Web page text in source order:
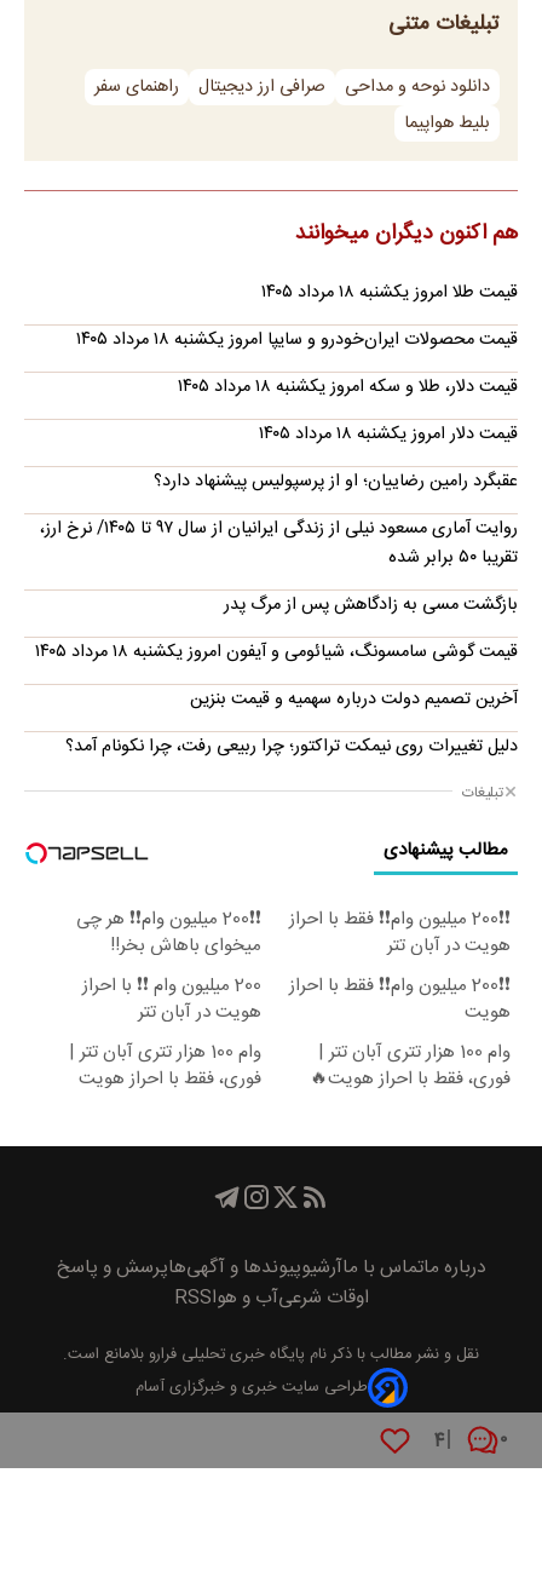
۰ ۴
تبلیغات متنی
دانلود نوحه و مداحی صرافی ارز دیجیتال
راهنمای سفر
بلیط هواپیما
هم اکنون دیگران میخوانند
قیمت طلا امروز یکشنبه ۱۸ مرداد ۱۴۰۵
قیمت محصولات ایران‌خودرو و سایپا امروز یکشنبه ۱۸ مرداد ۱۴۰۵
قیمت دلار، طلا و سکه امروز یکشنبه ۱۸ مرداد ۱۴۰۵
قیمت دلار امروز یکشنبه ۱۸ مرداد ۱۴۰۵
عقبگرد رامین رضاییان؛ او از پرسپولیس پیشنهاد دارد؟
روایت آماری مسعود نیلی از زندگی ایرانیان از سال ۹۷ تا ۱۴۰۵/ نرخ ارز،
تقریبا ۵۰ برابر شده
بازگشت مسی به زادگاهش پس از مرگ پدر
قیمت گوشی سامسونگ، شیائومی و آیفون امروز یکشنبه ۱۸ مرداد ۱۴۰۵
آخرین تصمیم دولت درباره سهمیه و قیمت بنزین
دلیل تغییرات روی نیمکت تراکتور؛ چرا ربیعی رفت، چرا نکونام آمد؟
تبلیغات
مطالب پیشنهادی
❗❗200 میلیون وام❗❗ فقط با احراز
هویت در آبان تتر
❗❗200 میلیون وام❗❗ هر چی
میخوای باهاش بخر!!
❗❗200 میلیون وام❗❗ فقط با احراز
هویت
200 میلیون وام ❗❗ با احراز
هویت در آبان تتر
وام 100 هزار تتری آبان تتر |
فوری، فقط با احراز هویت🔥
وام 100 هزار تتری آبان تتر |
فوری، فقط با احراز هویت
درباره ماتماس با ماآرشیوپیوند‌ها و آگهی‌هاپرسش و پاسخ
اوقات شرعیآب و هواRSS
نقل و نشر مطالب با ذکر نام پايگاه خبری تحليلی فراروبلامانع است.
طراحی سایت خبری و خبرگزاری آسام